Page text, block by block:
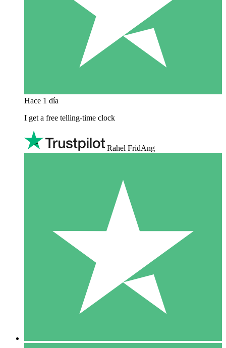
Hace 1 día
I get a free telling-time clock
Rahel FridAng